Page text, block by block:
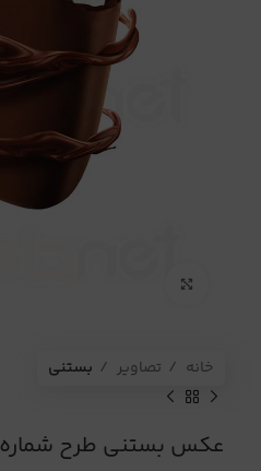
خانه تصاویر بستنی
عکس بستنی طرح شماره 5